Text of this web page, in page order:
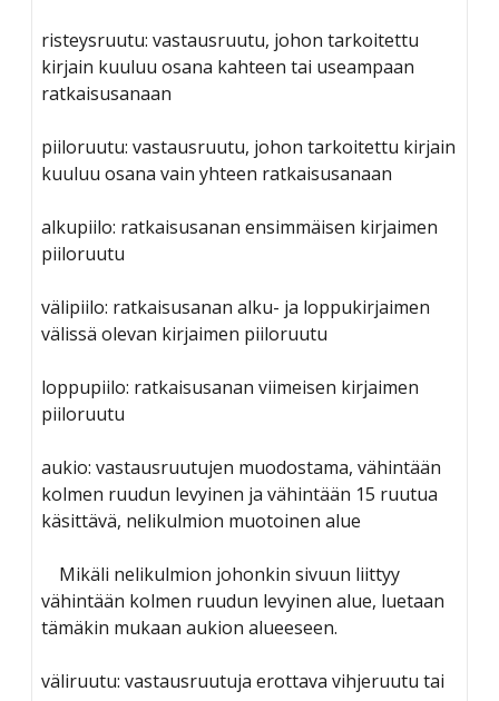
risteysruutu: vastausruutu, johon tarkoitettu
kirjain kuuluu osana kahteen tai useampaan
ratkaisusanaan
piiloruutu: vastausruutu, johon tarkoitettu kirjain
kuuluu osana vain yhteen ratkaisusanaan
alkupiilo: ratkaisusanan ensimmäisen kirjaimen
piiloruutu
välipiilo: ratkaisusanan alku- ja loppukirjaimen
välissä olevan kirjaimen piiloruutu
loppupiilo: ratkaisusanan viimeisen kirjaimen
piiloruutu
aukio: vastausruutujen muodostama, vähintään
kolmen ruudun levyinen ja vähintään 15 ruutua
käsittävä, nelikulmion muotoinen alue
Mikäli nelikulmion johonkin sivuun liittyy
vähintään kolmen ruudun levyinen alue, luetaan
tämäkin mukaan aukion alueeseen.
väliruutu: vastausruutuja erottava vihjeruutu tai